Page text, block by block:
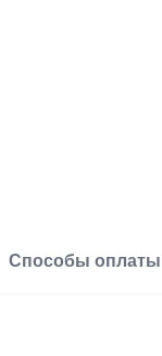
Способы оплаты